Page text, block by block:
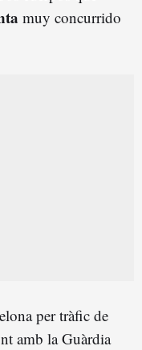
muy concurrido
per tràfic de
amb la Guàrdia